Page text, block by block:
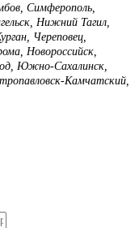
Симферополь,
Нижний Тагил,
Череповец,
Новороссийск,
Южно-Сахалинск,
Камчатский,